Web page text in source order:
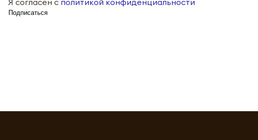
Подписаться